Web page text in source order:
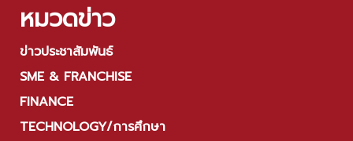
หมวดข่าว
ข่าวประชาสัมพันธ์
SME & FRANCHISE
FINANCE
TECHNOLOGY/การศึกษา